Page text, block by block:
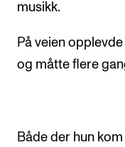
musikk.
På veien
og måtte flere
Både der hun